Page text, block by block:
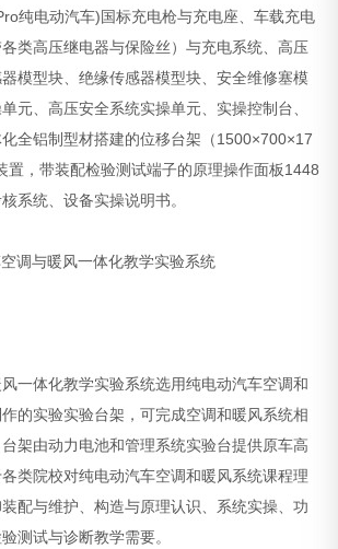
纯电动汽车)国标充电枪与充电座、车载充电
类高压继电器与保险丝）与充电系统、高压
模型块、绝缘传感器模型块、安全维修塞模
元、高压安全系统实操单元、实操控制台、
全铝制型材搭建的位移台架（1500×700×17
置，带装配检验测试端子的原理操作面板1448
系统、设备实操说明书。
调与暖风一体化教学实验系统
一体化教学实验系统选用纯电动汽车空调和
的实验实验台架，可完成空调和暖风系统相
架由动力电池和管理系统实验台提供原车高
类院校对纯电动汽车空调和暖风系统课程理
配与维护、构造与原理认识、系统实操、功
测试与诊断教学需要。